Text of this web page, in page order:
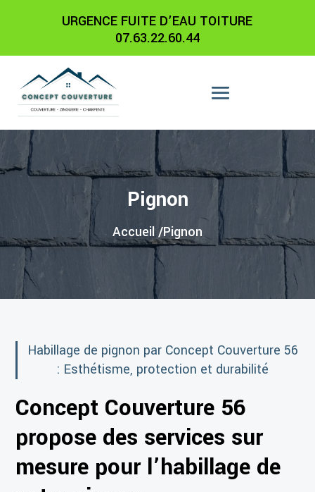
URGENCE FUITE D’EAU TOITURE
07.63.22.60.44
Pignon
Accueil /Pignon
Habillage de pignon par Concept Couverture 56
: Esthétisme, protection et durabilité
Concept Couverture 56
propose des services sur
mesure pour l’habillage de